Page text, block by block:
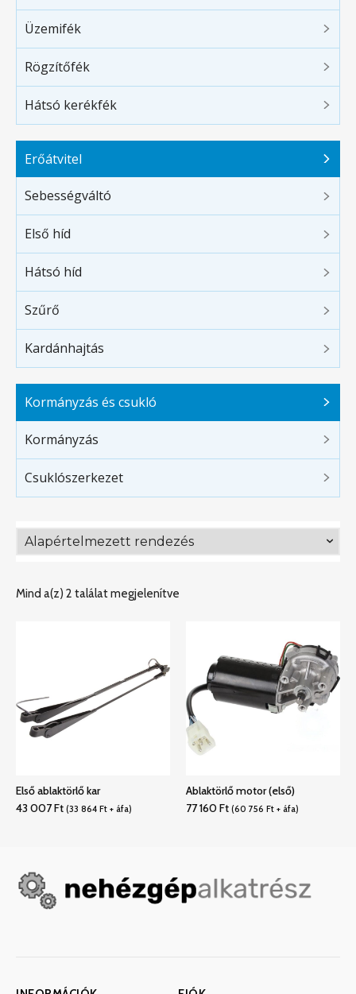
Üzemifék
Rögzítőfék
Hátsó kerékfék
Erőátvitel
Sebességváltó
Első híd
Hátsó híd
Szűrő
Kardánhajtás
Kormányzás és csukló
Kormányzás
Csuklószerkezet
Mind a(z) 2 találat megjelenítve
Első ablaktörlő kar
43 007Ft (33 864 Ft + áfa)
Ablaktörlő motor (első)
77 160Ft (60 756 Ft + áfa)